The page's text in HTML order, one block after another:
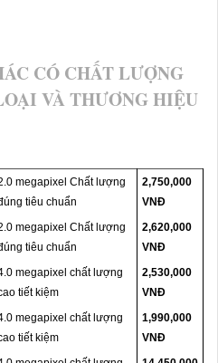
CÓ CHẤT LƯỢNG
VÀ THƯƠNG HIỆU
megapixel Chất lượng
tiêu chuẩn
2,750,000
VNĐ
megapixel Chất lượng
tiêu chuẩn
2,620,000
VNĐ
megapixel chất lượng
tiết kiệm
2,530,000
VNĐ
megapixel chất lượng
tiết kiệm
1,990,000
VNĐ